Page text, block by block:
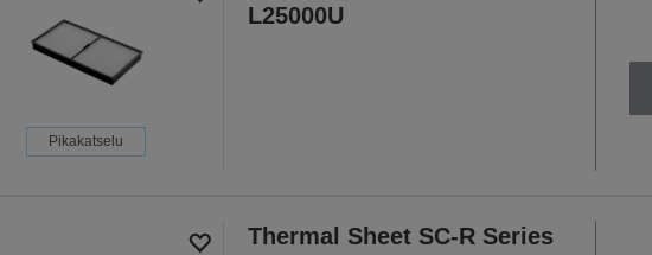
Pikakatselu
L25000U
Thermal Sheet SC-R Series